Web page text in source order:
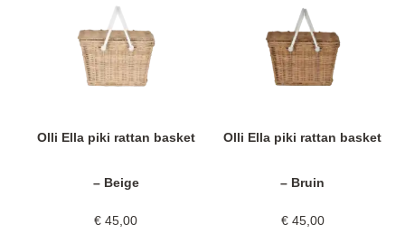
Olli Ella piki rattan basket
– Beige
€ 45,00
Olli Ella piki rattan basket
– Bruin
€45,00